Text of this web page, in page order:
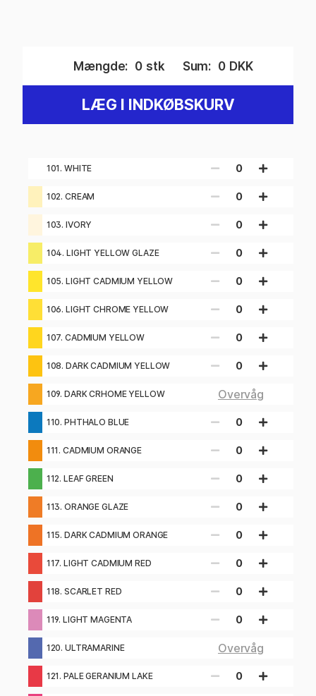
Mængde: 0 stk Sum: 0 DKK
LÆG I INDKØBSKURV
101. WHITE 0
102. CREAM 0
103. IVORY 0
104. LIGHT YELLOW GLAZE 0
105. LIGHT CADMIUM YELLOW 0
106. LIGHT CHROME YELLOW 0
107. CADMIUM YELLOW 0
108. DARK CADMIUM YELLOW 0
109. DARK CRHOME YELLOW Overvåg
110. PHTHALO BLUE 0
111. CADMIUM ORANGE 0
112. LEAF GREEN 0
113. ORANGE GLAZE 0
115. DARK CADMIUM ORANGE 0
117. LIGHT CADMIUM RED 0
118. SCARLET RED 0
119. LIGHT MAGENTA 0
120. ULTRAMARINE Overvåg
121. PALE GERANIUM LAKE 0